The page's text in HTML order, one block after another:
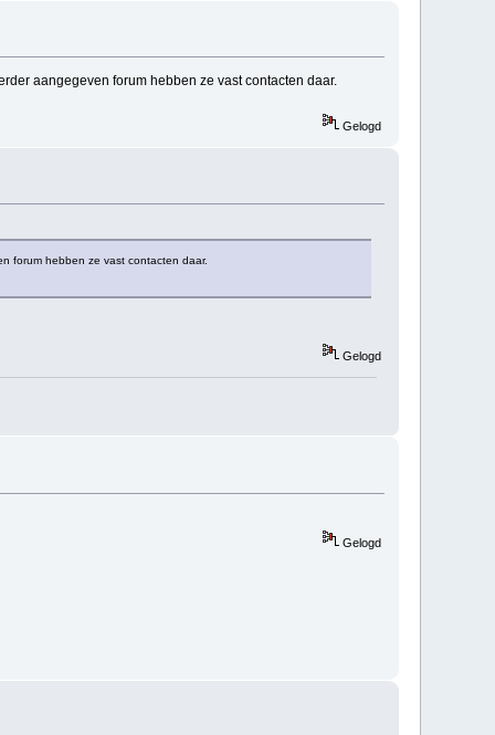
aangegeven forum hebben ze vast contacten daar.
Gelogd
forum hebben ze vast contacten daar.
Gelogd
Gelogd